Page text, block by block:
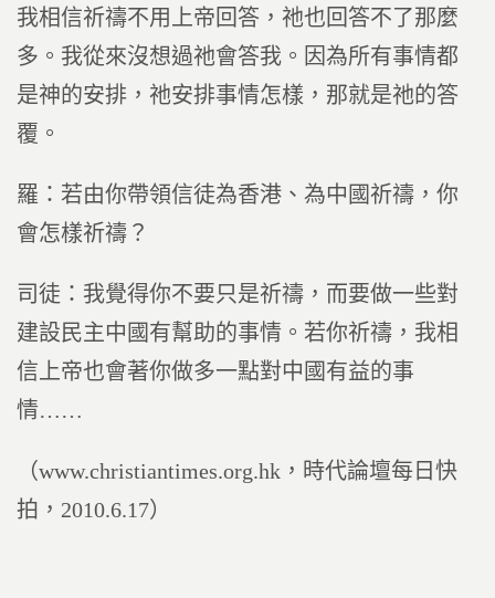
我相信祈禱不用上帝回答，祂也回答不了那麼
多。我從來沒想過祂會答我。因為所有事情都
是神的安排，祂安排事情怎樣，那就是祂的答
覆。
羅：若由你帶領信徒為香港、為中國祈禱，你
會怎樣祈禱？
司徒：我覺得你不要只是祈禱，而要做一些對
建設民主中國有幫助的事情。若你祈禱，我相
信上帝也會著你做多一點對中國有益的事
情……
（www.christiantimes.org.hk，時代論壇每日快
拍，2010.6.17）